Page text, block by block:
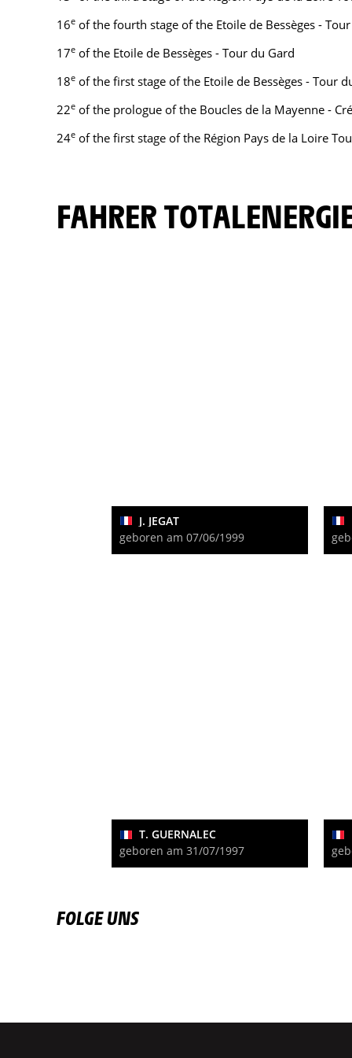
16e of the fourth stage of the Etoile de Bessèges -
17e of the Etoile de Bessèges - Tour du Gard
18e of the first stage of the Etoile de Bessèges - Tour
22e of the prologue of the Boucles de la Mayenne -
24e of the first stage of the Région Pays de la Loire
FAHRER
J. JEGAT
geboren am 07/06/1999
T. GUERNALEC
geboren am 31/07/1997
FOLGE UNS